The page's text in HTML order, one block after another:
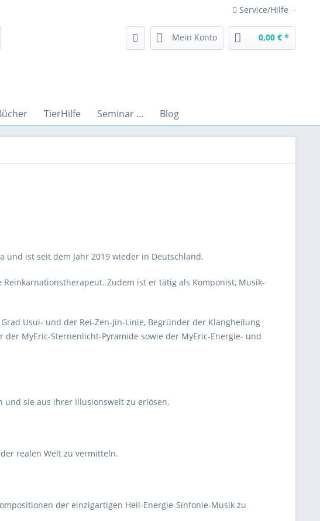
Service/Hilfe
Mein Konto 0,00 € *
TierHilfe Seminar ... Blog
und ist seit dem Jahr 2019 wieder in Deutschland.
Zudem ist er tätig als Komponist, Musik-
Usui- und der Rei-Zen-Jin-Linie, Begründer der Klangheilung
MyEric-Sternenlicht-Pyramide sowie der MyEric-Energie- und
und sie aus ihrer Illusionswelt zu erlösen.
realen Welt zu vermitteln.
der einzigartigen Heil-Energie-Sinfonie-Musik zu